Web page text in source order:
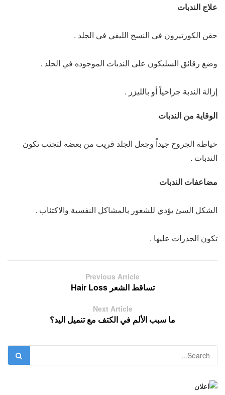
علاج الندبات
حقن الكورتيزون في النسج الليفي في الجلد .
وضع رقائق السليكون على الندبات الموجوده في الجلد .
إزالة الندبة جراحياً أو بالليزر .
الوقاية من الندبات
خياطة الجروح جيداً وجعل الجلد قريب من بعضه لتجنب تكون
الندبات .
مضاعفات الندبات
الشكل السئ يؤدي للشعور بالمشاكل النفسية والاكتئاب .
تكون الجدرات عليها .
Previous Article
تساقط الشعر Hair Loss
Next Article
ما سبب الألم في الكتف مع تنميل اليد؟